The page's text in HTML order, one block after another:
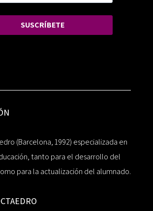
SUSCRÍBETE
(Barcelona, 1992) especializada en
tanto para el desarrollo del
para la actualización del alumnado.